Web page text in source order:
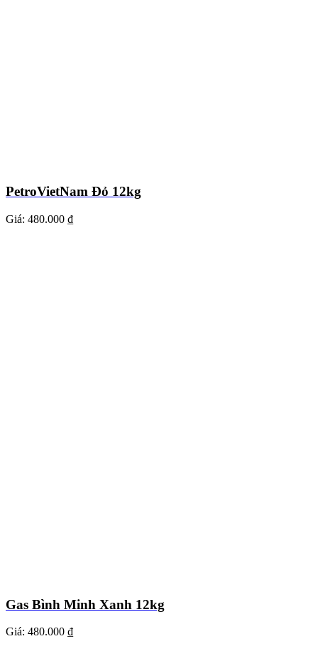
PetroVietNam Đỏ 12kg
Giá: 480.000 ₫
Gas Bình Minh Xanh 12kg
Giá: 480.000 ₫